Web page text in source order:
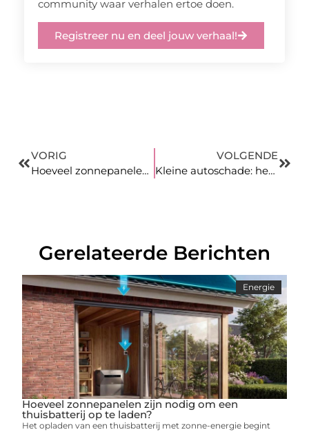
community waar verhalen ertoe doen.
Registreer nu en deel jouw verhaal!
VORIG
Hoeveel zonnepanelen zijn nodig om een thuisbatterij op te laden?
VOLGENDE
Kleine autoschade: herstellen, spuiten of vervangen?
Gerelateerde Berichten
Energie
Hoeveel zonnepanelen zijn nodig om een
thuisbatterij op te laden?
Het opladen van een thuisbatterij met zonne-energie begint